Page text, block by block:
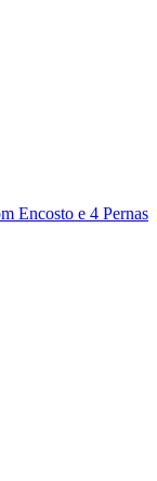
Encosto e 4 Pernas